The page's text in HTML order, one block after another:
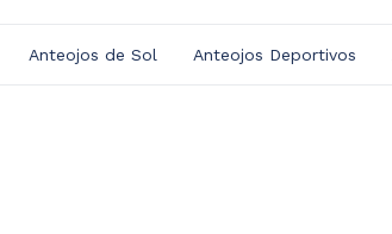
Anteojos de Sol Anteojos Deportivos